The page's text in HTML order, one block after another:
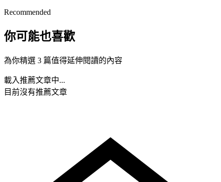
Recommended
你可能也喜歡
為你精選 3 篇值得延伸閱讀的內容
載入推薦文章中...
目前沒有推薦文章